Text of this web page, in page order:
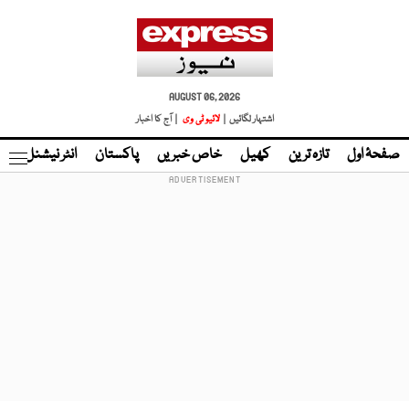
AUGUST 06, 2026
اشتہار لگائیں |
لائیو ٹی وی | آج کا اخبار
صفحۂ اول تازہ ترین کھیل خاص خبریں پاکستان انٹر نیشنل